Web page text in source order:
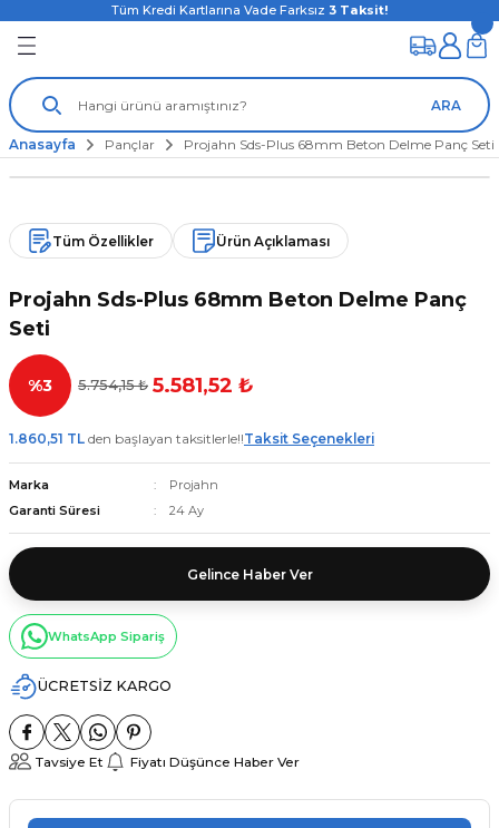
Tüm Kredi Kartlarına Vade Farksız 3 Taksit!
ARA
Anasayfa Pançlar Projahn Sds-Plus 68mm Beton Delme Panç Seti
Tüm Özellikler Ürün Açıklaması
Projahn Sds-Plus 68mm Beton Delme Panç
Seti
%3 5.754,15 ₺ 5.581,52 ₺
1.860,51 TL den başlayan taksitlerle!!Taksit Seçenekleri
Marka
Projahn
Garanti Süresi
24 Ay
Gelince Haber Ver
WhatsApp Sipariş
ÜCRETSİZ KARGO
Tavsiye Et Fiyatı Düşünce Haber Ver